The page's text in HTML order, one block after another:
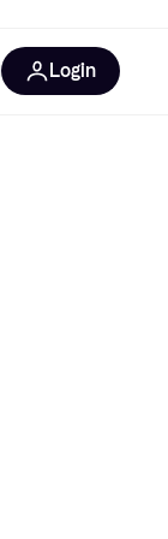
Login